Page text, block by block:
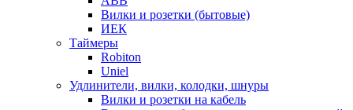
Вилки и розетки (бытовые)
ИЕК
Таймеры
Robiton
Uniel
Удлинители, вилки, колодки, шнуры
Вилки и розетки на кабель